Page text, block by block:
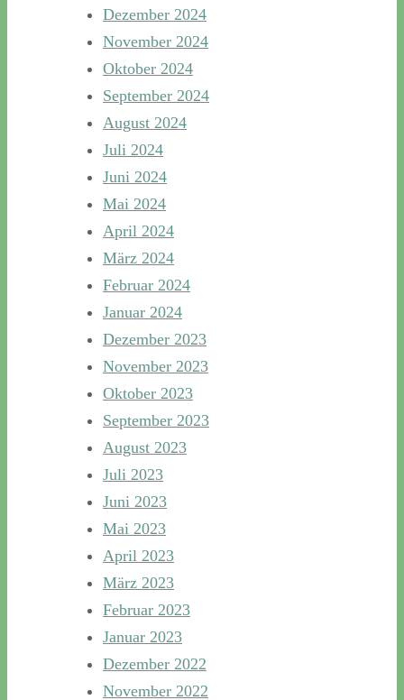
Dezember 2024
November 2024
Oktober 2024
September 2024
August 2024
Juli 2024
Juni 2024
Mai 2024
April 2024
März 2024
Februar 2024
Januar 2024
Dezember 2023
November 2023
Oktober 2023
September 2023
August 2023
Juli 2023
Juni 2023
Mai 2023
April 2023
März 2023
Februar 2023
Januar 2023
Dezember 2022
November 2022